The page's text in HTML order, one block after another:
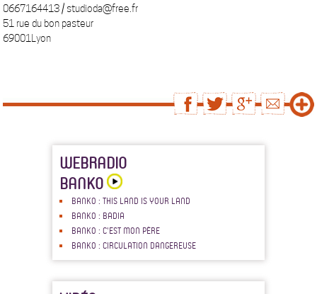
0667164413 / studioda@free.fr
51 rue du bon pasteur
69001Lyon
WEBRADIO
BANKO
BANKO : THIS LAND IS YOUR LAND
BANKO : BADIA
BANKO : C'EST MON PÈRE
BANKO : CIRCULATION DANGEREUSE